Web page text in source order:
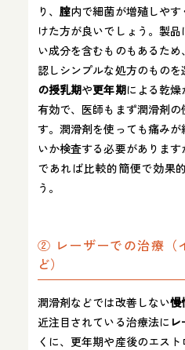
り、腟内で細菌が増殖しや
けた方が良いでしょう。製
い成分を含むものもあるた
認しシンプルな処方のもの
の授乳期や更年期による乾燥
有効で、医師もまず潤滑剤
す。潤滑剤を使っても痛み
いか検査する必要がありま
であれば比較的簡便で効果
う。
② レーザーでの治療（
ど）
潤滑剤などでは改善しない慢
近注目されている治療法に
くに、更年期や産後のエス